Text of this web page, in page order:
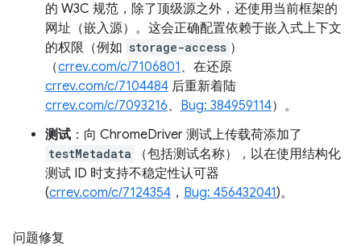
的 W3C 规范，除了顶级源之外，还使用当前框架的
网址（嵌入源）。这会正确配置依赖于嵌入式上下文
的权限（例如 storage-access ）
（crrev.com/c/7106801 、在还原
crrev.com/c/7104484 后重新着陆
crrev.com/c/7093216、 Bug: 384959114）。
测试 ：向 ChromeDriver 测试上传载荷添加了
testMetadata
（包括测试名称），以在使用结构化
测试 ID 时支持不稳定性认可器
(crrev.com/c/7124354 ， Bug: 456432041)。
问题修复